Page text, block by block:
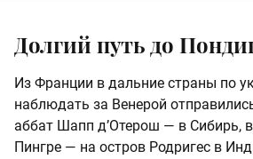
Долгий путь до
Из Франции в дальние страны по
наблюдать за Венерой
аббат Шапп д’Отерош — в Сибирь,
Пингре — на остров Родригес в